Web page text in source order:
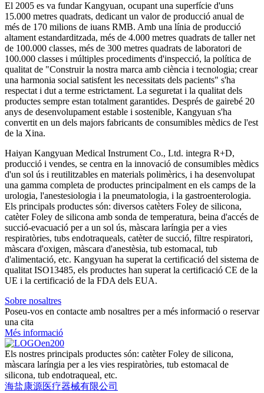
El 2005 es va fundar Kangyuan, ocupant una superfície d'uns
15.000 metres quadrats, dedicant un valor de producció anual de
més de 170 milions de iuans RMB. Amb una línia de producció
altament estandarditzada, més de 4.000 metres quadrats de taller net
de 100.000 classes, més de 300 metres quadrats de laboratori de
100.000 classes i múltiples procediments d'inspecció, la política de
qualitat de "Construir la nostra marca amb ciència i tecnologia; crear
una harmonia social satisfent les necessitats dels pacients" s'ha
respectat i dut a terme estrictament. La seguretat i la qualitat dels
productes sempre estan totalment garantides. Després de gairebé 20
anys de desenvolupament estable i sostenible, Kangyuan s'ha
convertit en un dels majors fabricants de consumibles mèdics de l'est
de la Xina.
Haiyan Kangyuan Medical Instrument Co., Ltd. integra R+D,
producció i vendes, se centra en la innovació de consumibles mèdics
d'un sol ús i reutilitzables en materials polimèrics, i ha desenvolupat
una gamma completa de productes principalment en els camps de la
urologia, l'anestesiologia i la pneumatologia, i la gastroenterologia.
Els principals productes són: diversos catèters Foley de silicona,
catèter Foley de silicona amb sonda de temperatura, beina d'accés de
succió-evacuació per a un sol ús, màscara laríngia per a vies
respiratòries, tubs endotraqueals, catèter de succió, filtre respiratori,
màscara d'oxigen, màscara d'anestèsia, tub estomacal, tub
d'alimentació, etc. Kangyuan ha superat la certificació del sistema de
qualitat ISO13485, els productes han superat la certificació CE de la
UE i la certificació de la FDA dels EUA.
Sobre nosaltres
Poseu-vos en contacte amb nosaltres per a més informació o reservar
una cita
Més informació
Els nostres principals productes són: catèter Foley de silicona,
màscara laríngia per a les vies respiratòries, tub estomacal de
silicona, tub endotraqueal, etc.
海盐康源医疗器械有限公司